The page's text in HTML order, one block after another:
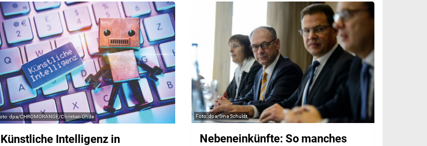
dpa/CHROMORANGE/Christian Ohde
Künstliche Intelligenz in
dpa/Sina Schuldt
Nebeneinkünfte: So manches